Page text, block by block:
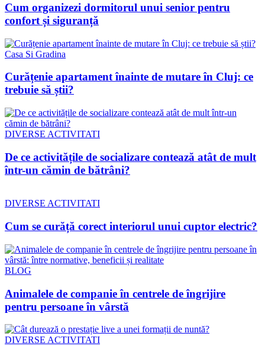
Cum organizezi dormitorul unui senior pentru
confort și siguranță
Casa Si Gradina
Curățenie apartament înainte de mutare în Cluj: ce
trebuie să știi?
DIVERSE ACTIVITATI
De ce activitățile de socializare contează atât de mult
într-un cămin de bătrâni?
DIVERSE ACTIVITATI
Cum se curăță corect interiorul unui cuptor electric?
BLOG
Animalele de companie în centrele de îngrijire
pentru persoane în vârstă
DIVERSE ACTIVITATI